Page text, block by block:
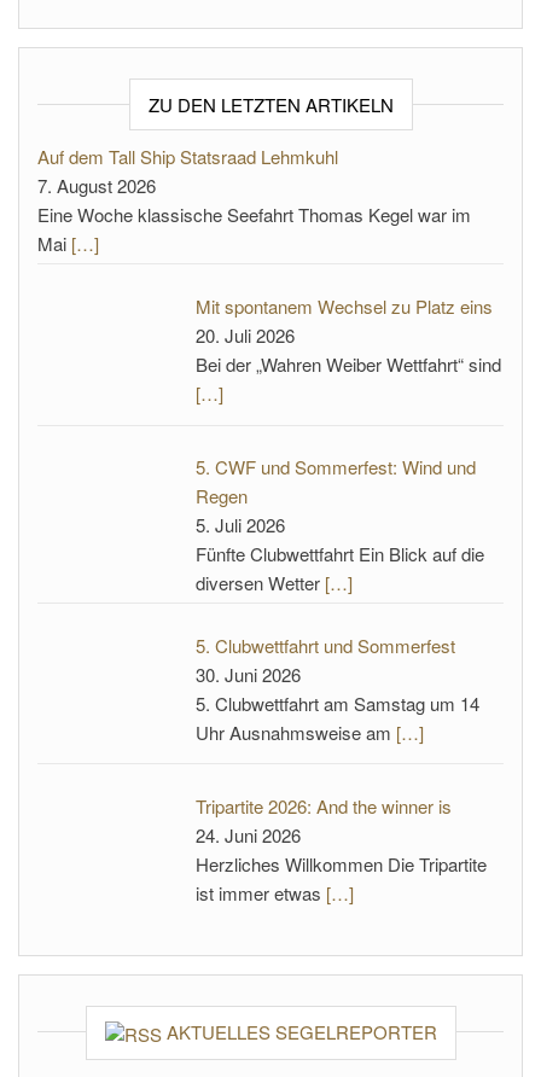
ZU DEN LETZTEN ARTIKELN
Auf dem Tall Ship Statsraad Lehmkuhl
7. August 2026
Eine Woche klassische Seefahrt Thomas Kegel war im
Mai […]
Mit spontanem Wechsel zu Platz eins
20. Juli 2026
Bei der „Wahren Weiber Wettfahrt“ sind
[…]
5. CWF und Sommerfest: Wind und
Regen
5. Juli 2026
Fünfte Clubwettfahrt Ein Blick auf die
diversen Wetter […]
5. Clubwettfahrt und Sommerfest
30. Juni 2026
5. Clubwettfahrt am Samstag um 14
Uhr Ausnahmsweise am […]
Tripartite 2026: And the winner is
24. Juni 2026
Herzliches Willkommen Die Tripartite
ist immer etwas […]
AKTUELLES SEGELREPORTER